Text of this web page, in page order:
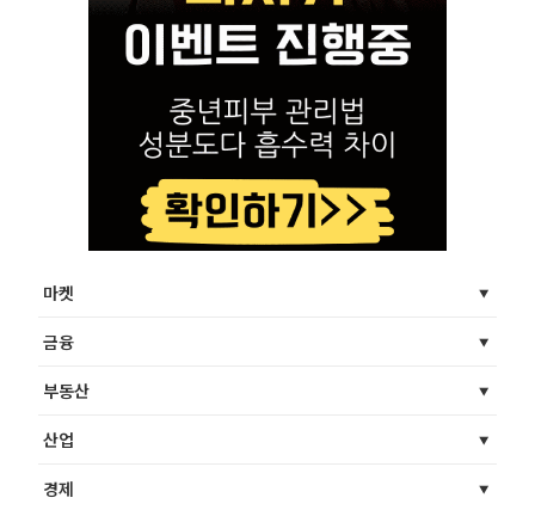
마켓
금융
부동산
산업
경제